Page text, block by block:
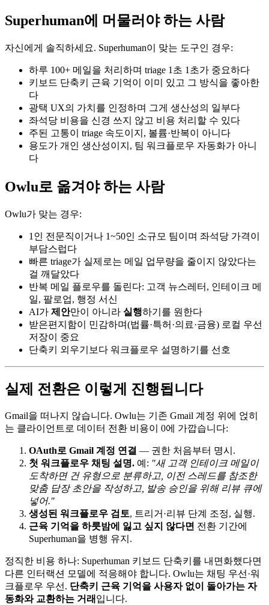
Superhuman에 머물러야 하는 사람
자신에게 솔직하세요. Superhuman이 맞는 도구인 경우:
하루 100+ 메일을 처리하며 triage 1초 1초가 중요하다
키보드 단축키 근육 기억이 이미 있고 그 방식을 좋아한
다
광택 UX의 가치를 인정하며 그게 생산성의 일부다
좌석당 비용을 신경 쓰지 않고 비용 처리할 수 있다
주된 고통이 triage 속도이지, 볼륨·반복이 아니다
용도가 개인 생산성이지, 팀 워크플로우 자동화가 아니
다
Owlu로 옮겨야 하는 사람
Owlu가 맞는 경우:
1인 전문직이거나 1~50인 소규모 팀이며 좌석당 가격이
부담스럽다
빠른 triage가 실제로는 메일 업무량을 줄이지 않았다는
걸 깨달았다
반복 메일 플로우를 돌린다: 고객 뉴스레터, 인테이크 메
일, 팔로업, 행정 서신
AI가 제안만이 아니라 실행하기를 원한다
받은편지함이 민감하며(법률·특허·의료·금융) 로컬 우선
저장이 중요
단축키 외우기보다 워크플로우 설명하기를 선호
실제 전환은 이렇게 진행됩니다
Gmail을 떠나지 않습니다. Owlu는 기존 Gmail 계정 위에 얹히
는 클라이언트로 데이터 전환 비용이 0에 가깝습니다:
OAuth로 Gmail 계정 연결 — 권한 처음부터 명시.
첫 워크플로우 채팅 설명. 예: "새 고객 인테이크 메일이
도착하면 건 유형으로 분류하고, 이전 스레드를 참조한
맞춤 답장 초안을 작성하고, 발송 승인을 위해 리뷰 큐에
넣어."
생성된 워크플로우 검토, 트리거·리뷰 단계 조정, 실행.
근육 기억을 하룻밤에 잃고 싶지 않다면 전환 기간에
Superhuman을 병행 유지.
정직한 비용 하나: Superhuman 키보드 단축키를 내면화했다면
다른 인터랙션 모델에 적응해야 합니다. Owlu는 채팅 우선·워
크플로우 우선. 단축키 근육 기억을 사용자 없이 돌아가는 자
동화와 교환하는 거래 입니다.